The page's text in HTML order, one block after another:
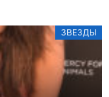
ЗВЕЗДЫ